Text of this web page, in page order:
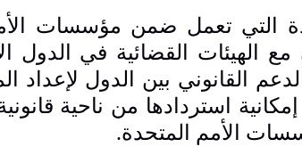
التي تعمل ضمن مؤسسات
الهيئات القضائية في الدول
القانوني بين الدول لإعداد
استردادها من ناحية
الأمم المتحدة.